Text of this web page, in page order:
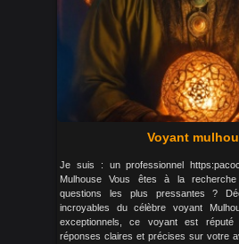
Voyant
Je suis : un professionnel
Mulhouse Vous êtes à la
questions les plus pressantes ?
incroyables du célèbre voyant
exceptionnels, ce voyant est
réponses claires et précises sur votre